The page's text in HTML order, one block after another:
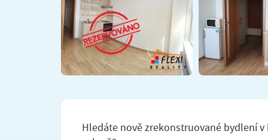
Hledáte nově zrekonstruované bydlení